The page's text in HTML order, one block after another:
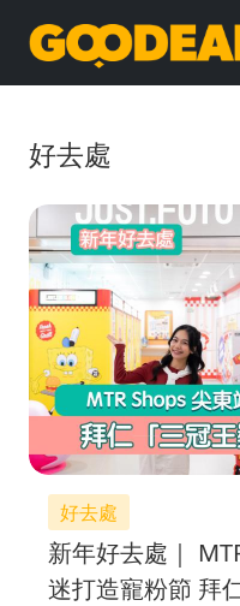
GOODEAL
早
早
鳥
好去處
好去處
新年好去處｜
迷打造寵粉節 拜